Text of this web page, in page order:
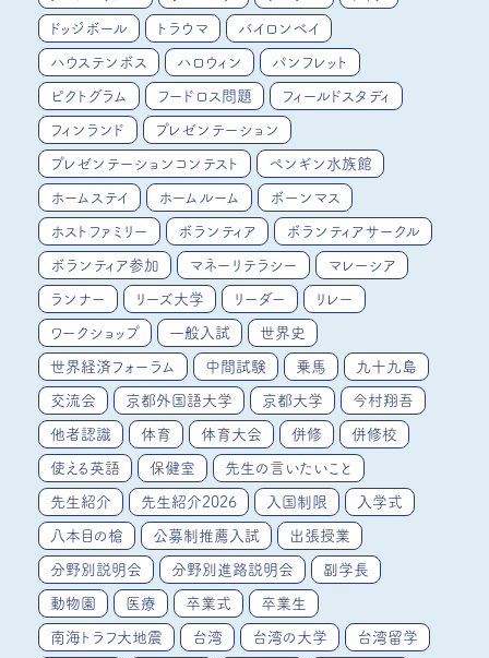
ドッジボール トラウマ バイロンベイ
ハウステンボス ハロウィン パンフレット
ピクトグラム フードロス問題 フィールドスタディ
フィンランド プレゼンテーション
プレゼンテーションコンテスト ペンギン水族館
ホームステイ ホームルーム ボーンマス
ホストファミリー ボランティア ボランティアサークル
ボランティア参加 マネーリテラシー マレーシア
ランナー リーズ大学 リーダー リレー
ワークショップ 一般入試 世界史
世界経済フォーラム 中間試験 乗馬 九十九島
交流会 京都外国語大学 京都大学 今村翔吾
他者認識 体育 体育大会 併修 併修校
使える英語 保健室 先生の言いたいこと
先生紹介 先生紹介2026 入国制限 入学式
八本目の槍 公募制推薦入試 出張授業
分野別説明会 分野別進路説明会 副学長
動物園 医療 卒業式 卒業生
南海トラフ大地震 台湾 台湾の大学 台湾留学